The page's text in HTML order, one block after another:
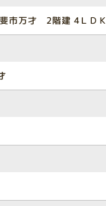
斐市万才 2階建 4ＬＤ